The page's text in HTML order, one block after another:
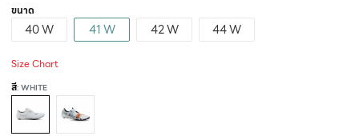
ขนาด
40 W 41 W 42 W 44 W
Size Chart
สี: WHITE